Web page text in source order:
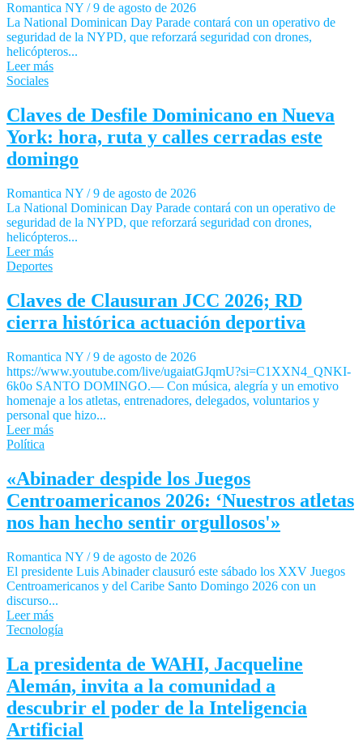
Romantica NY / 9 de agosto de 2026
La National Dominican Day Parade contará con un operativo de
seguridad de la NYPD, que reforzará seguridad con drones,
helicópteros...
Leer más
Sociales
Claves de Desfile Dominicano en Nueva
York: hora, ruta y calles cerradas este
domingo
Romantica NY / 9 de agosto de 2026
La National Dominican Day Parade contará con un operativo de
seguridad de la NYPD, que reforzará seguridad con drones,
helicópteros...
Leer más
Deportes
Claves de Clausuran JCC 2026; RD
cierra histórica actuación deportiva
Romantica NY / 9 de agosto de 2026
https://www.youtube.com/live/ugaiatGJqmU?si=C1XXN4_QNKI-
6k0o SANTO DOMINGO.— Con música, alegría y un emotivo
homenaje a los atletas, entrenadores, delegados, voluntarios y
personal que hizo...
Leer más
Política
«Abinader despide los Juegos
Centroamericanos 2026: ‘Nuestros atletas
nos han hecho sentir orgullosos'»
Romantica NY / 9 de agosto de 2026
El presidente Luis Abinader clausuró este sábado los XXV Juegos
Centroamericanos y del Caribe Santo Domingo 2026 con un
discurso...
Leer más
Tecnología
La presidenta de WAHI, Jacqueline
Alemán, invita a la comunidad a
descubrir el poder de la Inteligencia
Artificial